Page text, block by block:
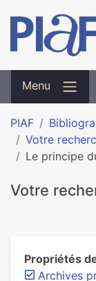
Menu
PIAF
Votre
Le principe
Votre
Propriétés
Archives